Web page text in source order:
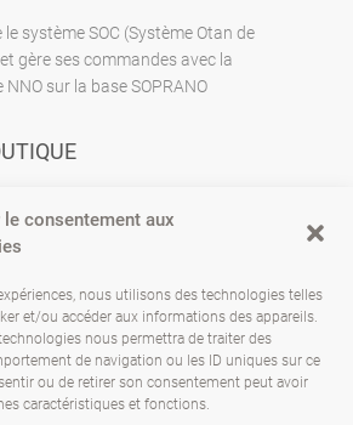
le consentement aux
nous utilisons des technologies telles
et/ou accéder aux informations des appareils.
nous permettra de traiter des
de navigation ou les ID uniques sur ce
ou de retirer son consentement peut avoir
caractéristiques et fonctions.
le système SOC (Système Otan de
gère ses commandes avec la
sur la base SOPRANO
92220 BAGNEUX